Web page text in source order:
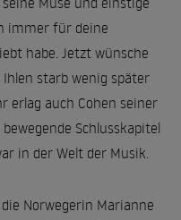
immer für deine
habe. Jetzt wünsche
starb wenig später
erlag auch Cohen seiner
Schlusskapitel
in der Welt der Musik.
Norwegerin Marianne